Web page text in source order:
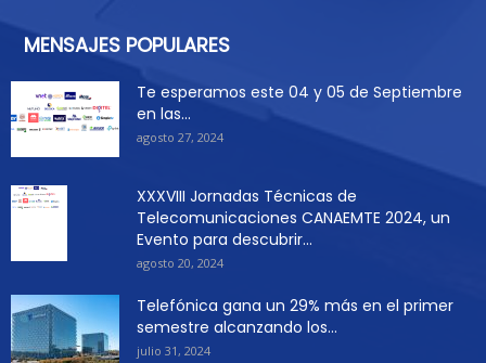
MENSAJES POPULARES
Te esperamos este 04 y 05 de Septiembre
en las...
agosto 27, 2024
XXXVIII Jornadas Técnicas de
Telecomunicaciones CANAEMTE 2024, un
Evento para descubrir...
agosto 20, 2024
Telefónica gana un 29% más en el primer
semestre alcanzando los...
julio 31, 2024